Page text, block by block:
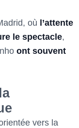
où l’attente
le spectacle,
ont souvent
vers la